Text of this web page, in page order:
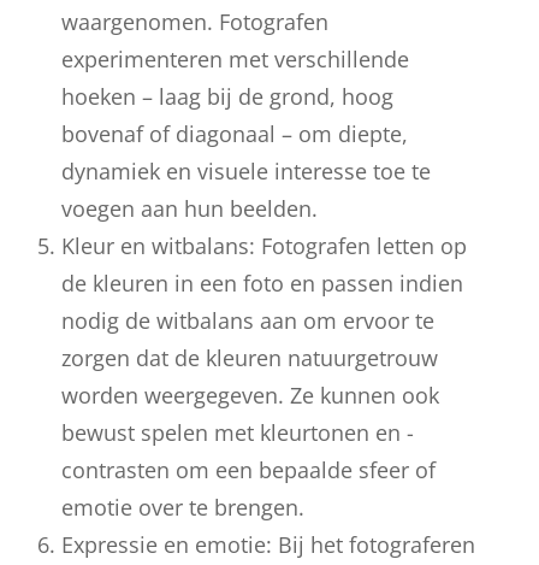
waargenomen. Fotografen
experimenteren met verschillende
hoeken – laag bij de grond, hoog
bovenaf of diagonaal – om diepte,
dynamiek en visuele interesse toe te
voegen aan hun beelden.
Kleur en witbalans: Fotografen letten op
de kleuren in een foto en passen indien
nodig de witbalans aan om ervoor te
zorgen dat de kleuren natuurgetrouw
worden weergegeven. Ze kunnen ook
bewust spelen met kleurtonen en -
contrasten om een bepaalde sfeer of
emotie over te brengen.
Expressie en emotie: Bij het fotograferen